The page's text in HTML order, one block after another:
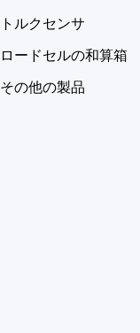
トルクセンサ
ロードセルの和算箱
その他の製品